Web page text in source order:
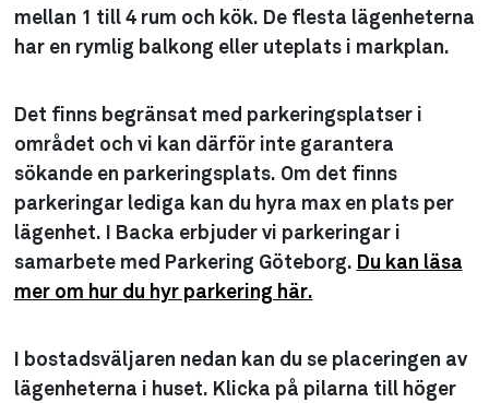
mellan 1 till 4 rum och kök. De flesta lägenheterna
har en rymlig balkong eller uteplats i markplan.
Det finns begränsat med parkeringsplatser i
området och vi kan därför inte garantera
sökande en parkeringsplats. Om det finns
parkeringar lediga kan du hyra max en plats per
lägenhet. I Backa erbjuder vi parkeringar i
samarbete med Parkering Göteborg. Du kan läsa
mer om hur du hyr parkering här.
I bostadsväljaren nedan kan du se placeringen av
lägenheterna i huset. Klicka på pilarna till höger